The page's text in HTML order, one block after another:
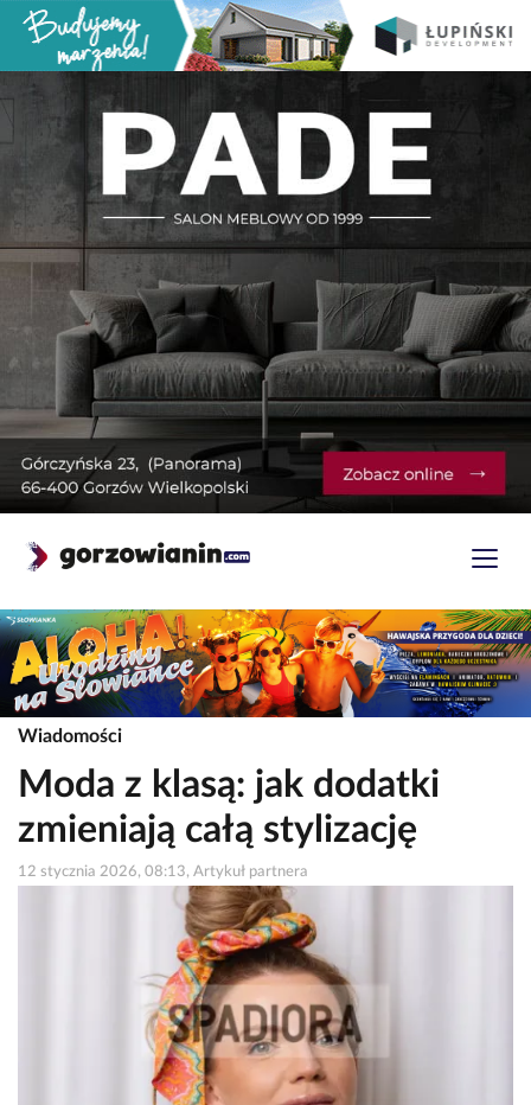
Wiadomości
Moda z klasą: jak dodatki
zmieniają całą stylizację
12 stycznia 2026, 08:13, Artykuł partnera